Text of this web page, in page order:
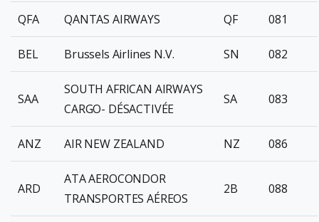
QFA QANTAS AIRWAYS QF 081
BEL Brussels Airlines N.V. SN 082
SAA
SOUTH AFRICAN AIRWAYS
CARGO- DÉSACTIVÉE
SA 083
ANZ AIR NEW ZEALAND NZ 086
ARD
ATA AEROCONDOR
TRANSPORTES AÉREOS
2B 088